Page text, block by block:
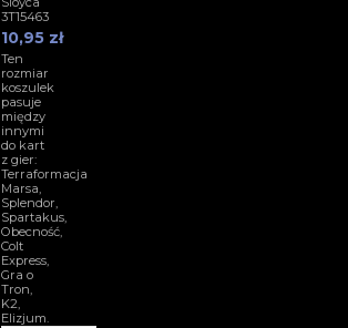
3T15463
10,95 zł
Ten
rozmiar
koszulek
pasuje
między
innymi
do kart
z gier:
Terraformacja
Marsa,
Splendor,
Spartakus,
Obecność,
Colt
Express,
Gra o
Tron,
K2,
Elizjum.